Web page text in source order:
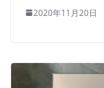
2020年11月20日